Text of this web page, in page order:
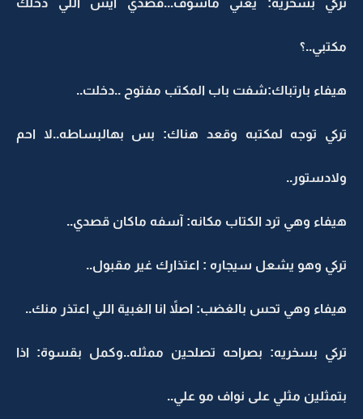
تركي بسخرية: يعني ماشوف...قصدي ايش اللي دخلك
مكتبي..؟
هيفاء بارتباك:شفت باب المكتب مفتوح ..دخلت..
تركي توجه لمكتبه وقعد هناك: بس بهالبساطه..لا احم
ولادستور..
هيفاء وهي ترد الكتاب مكانه: آسفه ماكان قصدي..
تركي وهو يشعل سيجاره : اعتذارك غير مقبول..
هيفاء وهي تحس بالغضب: اصلاً انا الغبية اللي اعتذر منك..
تركي بسخريه: بصراحه تصلحين ممثله..وكمل بقسوة: اذا
بتمثلين مثلي على نواف مو علي..